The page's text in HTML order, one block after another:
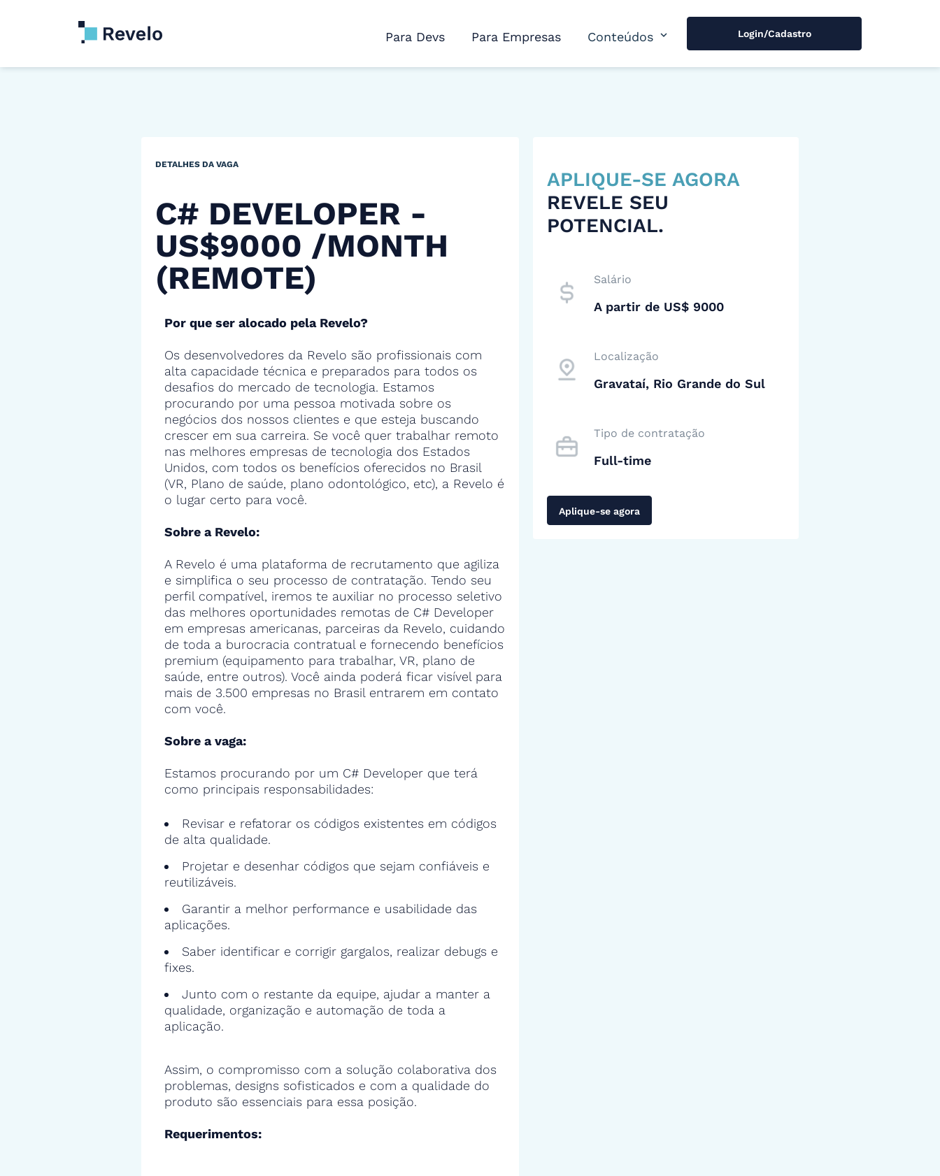
Para Devs Para Empresas Conteúdos expand_more Login/Cadastro
DETALHES DA VAGA
C# DEVELOPER -
US$9000 /MONTH
(REMOTE)
Por que ser alocado pela Revelo?
Os desenvolvedores da Revelo são profissionais com
alta capacidade técnica e preparados para todos os
desafios do mercado de tecnologia. Estamos
procurando por uma pessoa motivada sobre os
negócios dos nossos clientes e que esteja buscando
crescer em sua carreira. Se você quer trabalhar remoto
nas melhores empresas de tecnologia dos Estados
Unidos, com todos os benefícios oferecidos no Brasil
(VR, Plano de saúde, plano odontológico, etc), a Revelo é
o lugar certo para você.
Sobre a Revelo:
A Revelo é uma plataforma de recrutamento que agiliza
e simplifica o seu processo de contratação. Tendo seu
perfil compatível, iremos te auxiliar no processo seletivo
das melhores oportunidades remotas de C# Developer
em empresas americanas, parceiras da Revelo, cuidando
de toda a burocracia contratual e fornecendo benefícios
premium (equipamento para trabalhar, VR, plano de
saúde, entre outros). Você ainda poderá ficar visível para
mais de 3.500 empresas no Brasil entrarem em contato
com você.
Sobre a vaga:
Estamos procurando por um C# Developer que terá
como principais responsabilidades:
Revisar e refatorar os códigos existentes em códigos
de alta qualidade.
Projetar e desenhar códigos que sejam confiáveis e
reutilizáveis.
Garantir a melhor performance e usabilidade das
aplicações.
Saber identificar e corrigir gargalos, realizar debugs e
fixes.
Junto com o restante da equipe, ajudar a manter a
qualidade, organização e automação de toda a
aplicação.
Assim, o compromisso com a solução colaborativa dos
problemas, designs sofisticados e com a qualidade do
produto são essenciais para essa posição.
Requerimentos:
APLIQUE-SE AGORA
REVELE SEU
POTENCIAL.
Salário
A partir de US$ 9000
Localização
Gravataí, Rio Grande do Sul
Tipo de contratação
Full-time
Aplique-se agora